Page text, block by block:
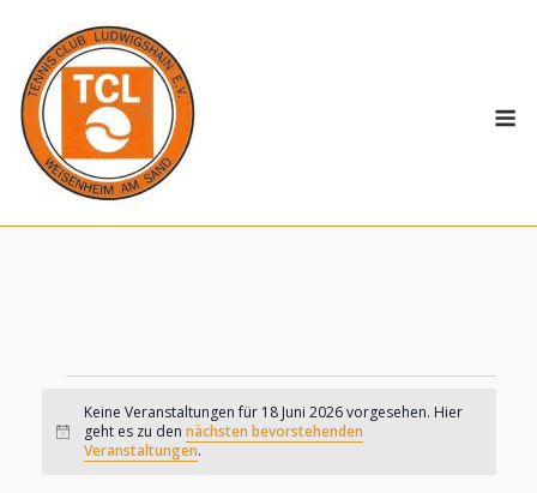
content
Veranstaltungen
for
Hinweis
Keine Veranstaltungen für 18 Juni 2026 vorgesehen. Hier
geht es zu den nächsten bevorstehenden
Veranstaltungen.